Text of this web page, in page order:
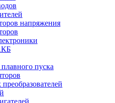
напряжения
пуска